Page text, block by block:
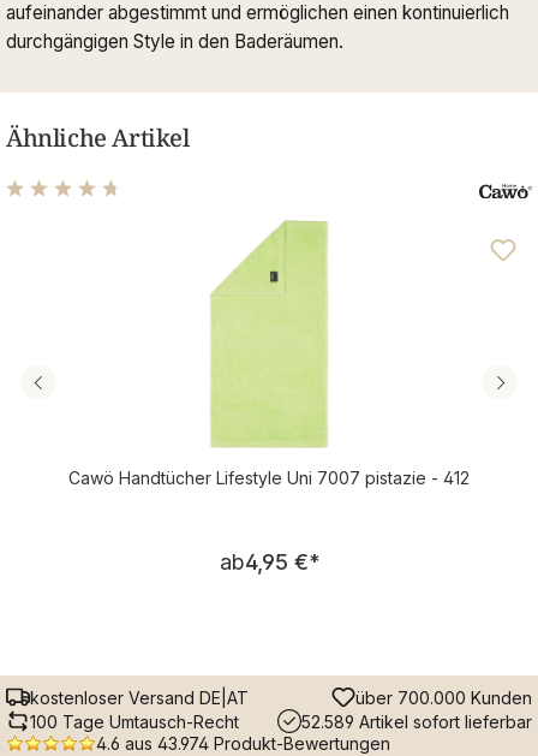
aufeinander abgestimmt und ermöglichen einen kontinuierlich
durchgängigen Style in den Baderäumen.
Ähnliche Artikel
Durchschnittliche Bewertung von 4.69 von 5 Sternen
Cawö Handtücher Lifestyle Uni 7007 pistazie - 412
Regulärer Preis:
ab4,95 €*
kostenloser Versand DE|AT
über 700.000 Kunden
100 Tage Umtausch-Recht
52.589 Artikel sofort lieferbar
4.6 aus 43.974 Produkt-Bewertungen